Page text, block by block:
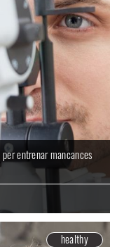
entrenar mancances
healthy